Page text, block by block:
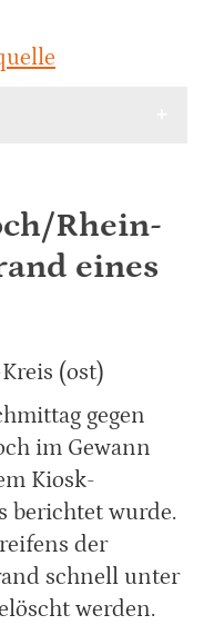
Rhein-
eines
(ost)
gegen
im Gewann
Kiosk-
berichtet wurde.
der
schnell unter
werden.